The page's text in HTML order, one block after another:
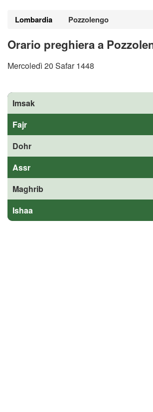
Lombardia Pozzolengo
Orario preghiera a
Mercoledì 20 Safar 1448
Imsak
Fajr
Dohr
Assr
Maghrib
Ishaa